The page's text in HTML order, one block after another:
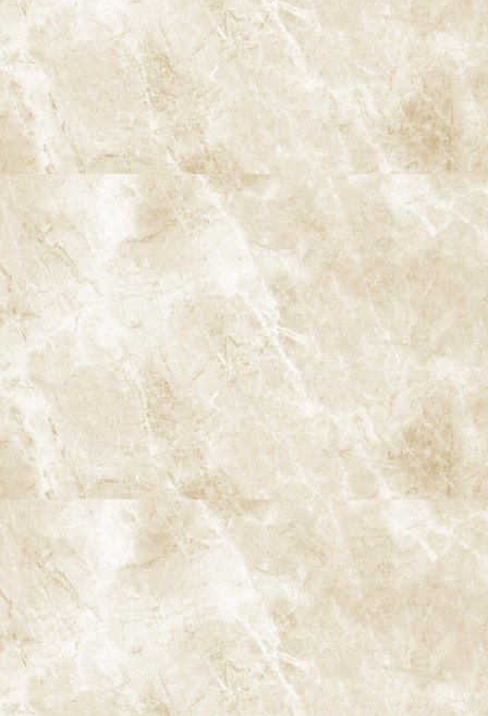
た方に多く見られます。
二次う蝕（詰め物・被せ物の下のむし歯）
過去に治療した詰め物や被せ物の段差・すき間から、再びむし歯
ができる状態を「二次う蝕」と呼びます。見た目はきれいでも内
部でむし歯が広がっていることも多く、気づきにくいタイプです。
急速進行性う蝕（ラピッドカリエス）
短期間に複数の歯が一気にむし歯になるケースで、ストレス・唾液
分泌量の低下・薬の副作用・生活リズムの乱れなどが背景にある
こともあります。阿佐ヶ谷の当院でも、短期間で口腔内環境が悪
化している方には、全身状態や生活背景も含めて丁寧にお話を伺
うようにしています。
むし歯になりやすい人・なりにくい
人
同じように歯を磨いているつもりでも、「むし歯になりやすい
人」と「なりにくい人」がいるのはなぜでしょうか。むし歯リス
クは、体質・唾液・歯並び・生活習慣など、多くの要素によって決
まります。